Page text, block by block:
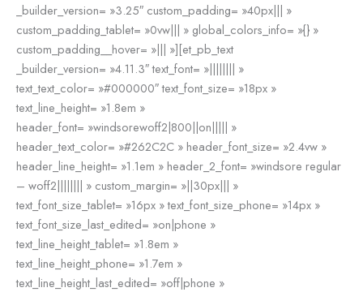
_builder_version= »3.25″ custom_padding= »40px||| »
custom_padding_tablet= »0vw||| » global_colors_info= »{} »
custom_padding__hover= »||| »][et_pb_text
_builder_version= »4.11.3″ text_font= »|||||||| »
text_text_color= »#000000″ text_font_size= »18px »
text_line_height= »1.8em »
header_font= »windsorewoff2|800||on||||| »
header_text_color= »#262C2C » header_font_size= »2.4vw »
header_line_height= »1.1em » header_2_font= »windsore regular
– woff2|||||||| » custom_margin= »||30px||| »
text_font_size_tablet= »16px » text_font_size_phone= »14px »
text_font_size_last_edited= »on|phone »
text_line_height_tablet= »1.8em »
text_line_height_phone= »1.7em »
text_line_height_last_edited= »off|phone »